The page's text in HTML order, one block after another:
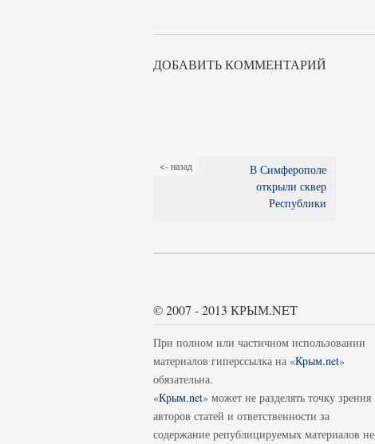
ДОБАВИТЬ КОММЕНТАРИЙ
<- назад
В Симферополе
открыли сквер
Республики
© 2007 - 2013 КРЫМ.NET
При полном или частичном использовании
материалов гиперссылка на «Крым.net»
обязательна.
«Крым.net» может не разделять точку зрения
авторов статей и ответственности за
содержание републицируемых материалов не